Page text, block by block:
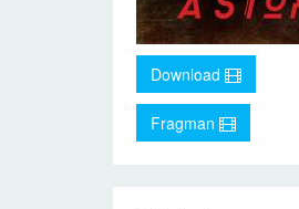
Download
Fragman